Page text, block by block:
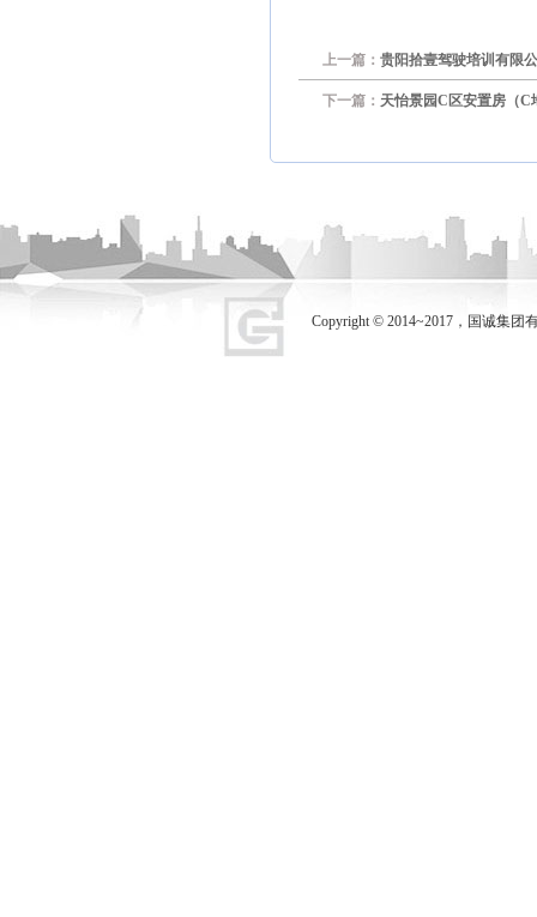
上一篇： 贵阳拾壹驾驶培训有限
下一篇： 天怡景园C区安置房（C
Copyright © 2014~2017，国诚集团